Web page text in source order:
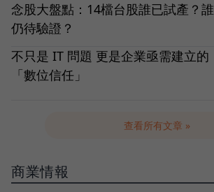
念股大盤點：14檔台股誰已試產？誰
仍待驗證？
不只是 IT 問題 更是企業亟需建立的
「數位信任」
查看所有文章 »
商業情報